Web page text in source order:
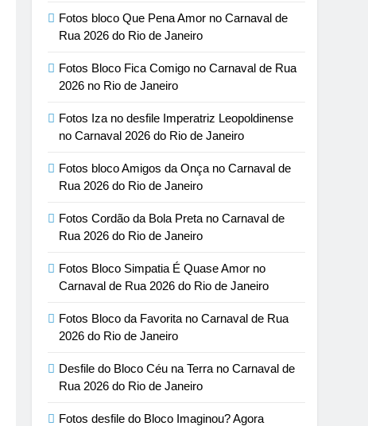
Fotos bloco Que Pena Amor no Carnaval de
Rua 2026 do Rio de Janeiro
Fotos Bloco Fica Comigo no Carnaval de Rua
2026 no Rio de Janeiro
Fotos Iza no desfile Imperatriz Leopoldinense
no Carnaval 2026 do Rio de Janeiro
Fotos bloco Amigos da Onça no Carnaval de
Rua 2026 do Rio de Janeiro
Fotos Cordão da Bola Preta no Carnaval de
Rua 2026 do Rio de Janeiro
Fotos Bloco Simpatia É Quase Amor no
Carnaval de Rua 2026 do Rio de Janeiro
Fotos Bloco da Favorita no Carnaval de Rua
2026 do Rio de Janeiro
Desfile do Bloco Céu na Terra no Carnaval de
Rua 2026 do Rio de Janeiro
Fotos desfile do Bloco Imaginou? Agora